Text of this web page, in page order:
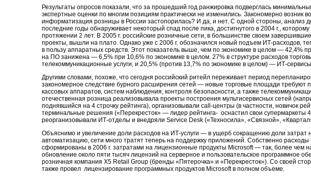
Результаты опросов показали, что за прошедший год ранжировка подверглась
экспертные оценки по многим позициям практически не изменились. Закономерно возник
информатизация розницы в России застопорилась? И да, и нет. С одной стороны, анализ
последние годы обнаруживает некоторый спад после пика, достигнутого в 2004 г.,
протяжении 2 лет. В 2005 г. российские розничные сети, в большинстве своем
проекты, вышли на плато. Однако уже с 2006 г. обозначился новый подъем ИТ-расходов,
в пользу аппаратных средств. Этот показатель выше, чем по экономике в целом — 42,4%
на ПО занижена — 6,5% при 10,6% по экономике в целом. 27% в структуре расходов
телекоммуникационные услуги, и 20,5% (против 13,7% по экономике в целом) — ИТ-
Другими словами, похоже, что сегодня российский ритейл переживает период
закономерное следствие бурного расширения сетей — новые торговые площади требуют
кассовых аппаратов, систем наблюдения, контроля безопасности, а также
отечественная розница реализовывала проекты построения мультисервисных сетей
поднявшийся на 4 строчку рейтинга), организовывали call-центры (в частности, новичок
терминальные решения («Перекресток» — лидер рейтинга- оснастил свои супермаркеты
реорганизовывали ИТ-отделы и внедряли Service Desk («Техносила», «Связной»,
Объяснимо и увеличение доли расходов на ИТ-услуги — в ущерб сокращению доли затрат
автоматизацию, сети много тратят теперь на поддержку приложений. Собственно
сформированы в 2006 г. затратами на лицензионные продукты Microsoft — так, более чем
обновление около пяти тысяч лицензий на серверное и пользовательское программное
розничная компания X5 Retail Group (бренды «Пятерочка» и «Перекресток»). Со своей
также провел лицензирование программных продуктов Microsoft в полном объеме.